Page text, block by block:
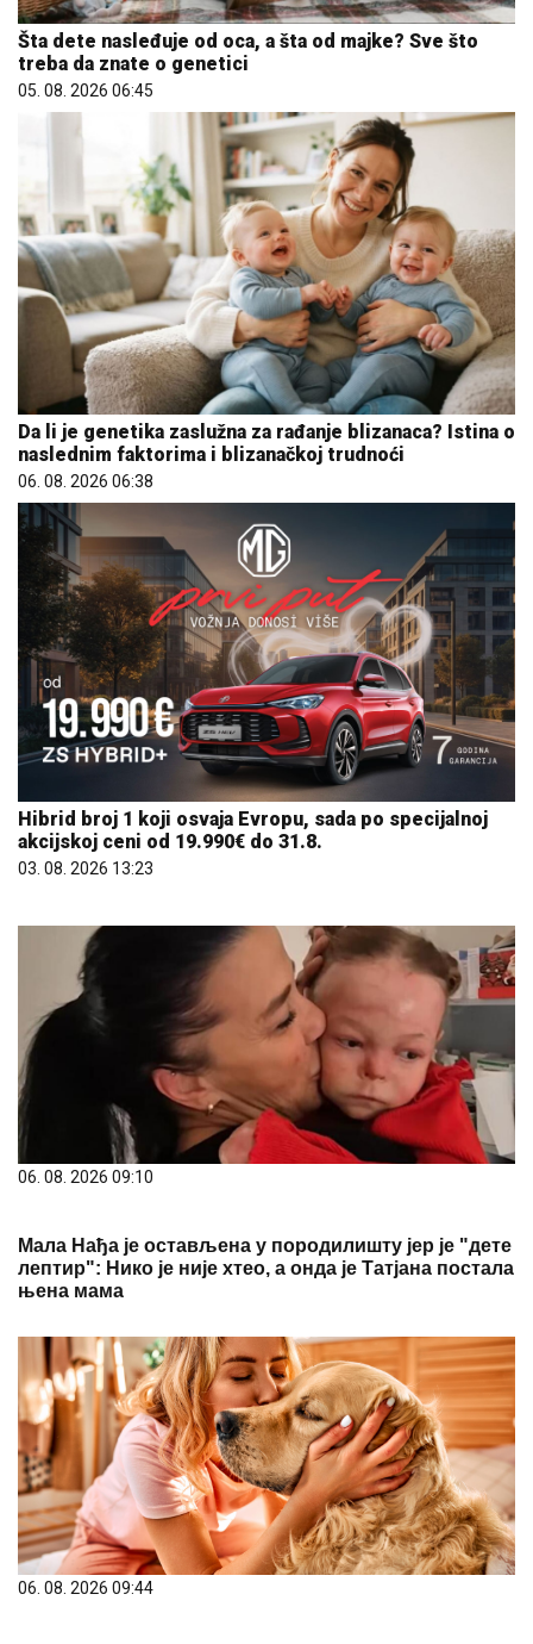
Šta dete nasleđuje od oca, a šta od majke? Sve što
treba da znate o genetici
05. 08. 2026 06:45
Da li je genetika zaslužna za rađanje blizanaca? Istina o
naslednim faktorima i blizanačkoj trudnoći
06. 08. 2026 06:38
Hibrid broj 1 koji osvaja Evropu, sada po specijalnoj
akcijskoj ceni od 19.990€ do 31.8.
03. 08. 2026 13:23
06. 08. 2026 09:10
Мала Нађа је остављена у породилишту јер је "дете
лептир": Нико је није хтео, а онда је Татјана постала
њена мама
06. 08. 2026 09:44